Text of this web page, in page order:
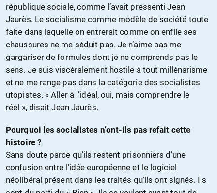
république sociale, comme l’avait pressenti Jean
Jaurès. Le socialisme comme modèle de société toute
faite dans laquelle on entrerait comme on enfile ses
chaussures ne me séduit pas. Je n’aime pas me
gargariser de formules dont je ne comprends pas le
sens. Je suis viscéralement hostile à tout millénarisme
et ne me range pas dans la catégorie des socialistes
utopistes. « Aller à l’idéal, oui, mais comprendre le
réel », disait Jean Jaurès.
Pourquoi les socialistes n’ont-ils pas refait cette
histoire ?
Sans doute parce qu’ils restent prisonniers d’une
confusion entre l’idée européenne et le logiciel
néolibéral présent dans les traités qu’ils ont signés. Ils